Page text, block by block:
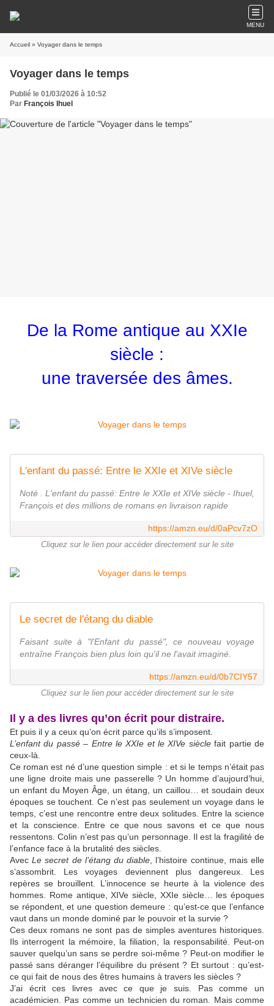
MENU
Accueil » Voyager dans le temps
Voyager dans le temps
Publié le 01/03/2026 à 10:52
Par François Ihuel
De la Rome antique au XXIe
siècle :
une traversée des âmes.
L'enfant du passé: Entre le XXIe et XIVe siècle
Noté . L'enfant du passé: Entre le XXIe et XIVe siècle - Ihuel,
François et des millions de romans en livraison rapide
https://amzn.eu/d/0aPcv7zO
Cliquez sur le lien pour accéder directement sur le site
Le secret de l'étang du diable
Faisant suite à "l'Enfant du passé", ce nouveau voyage
entraîne François bien plus loin qu'il ne l'avait imaginé.
https://amzn.eu/d/0b7CIY57
Cliquez sur le lien pour accéder directement sur le site
Il y a des livres qu’on écrit pour distraire.
Et puis il y a ceux qu’on écrit parce qu’ils s’imposent.
L’enfant du passé – Entre le XXIe et le XIVe sièclefait partie de
ceux-là.
Ce roman est né d’une question simple : et si le temps n’était pas
une ligne droite mais une passerelle ? Un homme d’aujourd’hui,
un enfant du Moyen Âge, un étang, un caillou… et soudain deux
époques se touchent. Ce n’est pas seulement un voyage dans le
temps, c’est une rencontre entre deux solitudes. Entre la science
et la conscience. Entre ce que nous savons et ce que nous
ressentons. Colin n’est pas qu’un personnage. Il est la fragilité de
l’enfance face à la brutalité des siècles.
AvecLe secret de l’étang du diable , l’histoire continue, mais elle
s’assombrit. Les voyages deviennent plus dangereux. Les
repères se brouillent. L’innocence se heurte à la violence des
hommes. Rome antique, XIVe siècle, XXIe siècle… les époques
se répondent, et une question demeure : qu’est-ce que l’enfance
vaut dans un monde dominé par le pouvoir et la survie ?
Ces deux romans ne sont pas de simples aventures historiques.
Ils interrogent la mémoire, la filiation, la responsabilité. Peut-on
sauver quelqu’un sans se perdre soi-même ? Peut-on modifier le
passé sans déranger l’équilibre du présent ? Et surtout : qu’est-
ce qui fait de nous des êtres humains à travers les siècles ?
J’ai écrit ces livres avec ce que je suis. Pas comme un
académicien. Pas comme un technicien du roman. Mais comme